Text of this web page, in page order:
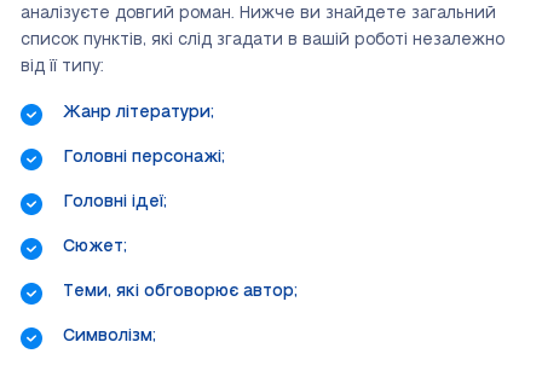
аналізуєте довгий роман. Нижче ви знайдете загальний
список пунктів, які слід згадати в вашій роботі незалежно
від її типу:
Жанр літератури;
Головні персонажі;
Головні ідеї;
Сюжет;
Теми, які обговорює автор;
Символізм;